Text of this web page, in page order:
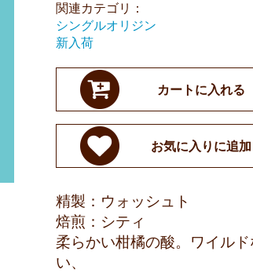
関連カテゴリ：
シングルオリジン
新入荷
カートに入れる
お気に入りに追加
精製：ウォッシュト
焙煎：シティ
柔らかい柑橘の酸。ワイル
い、